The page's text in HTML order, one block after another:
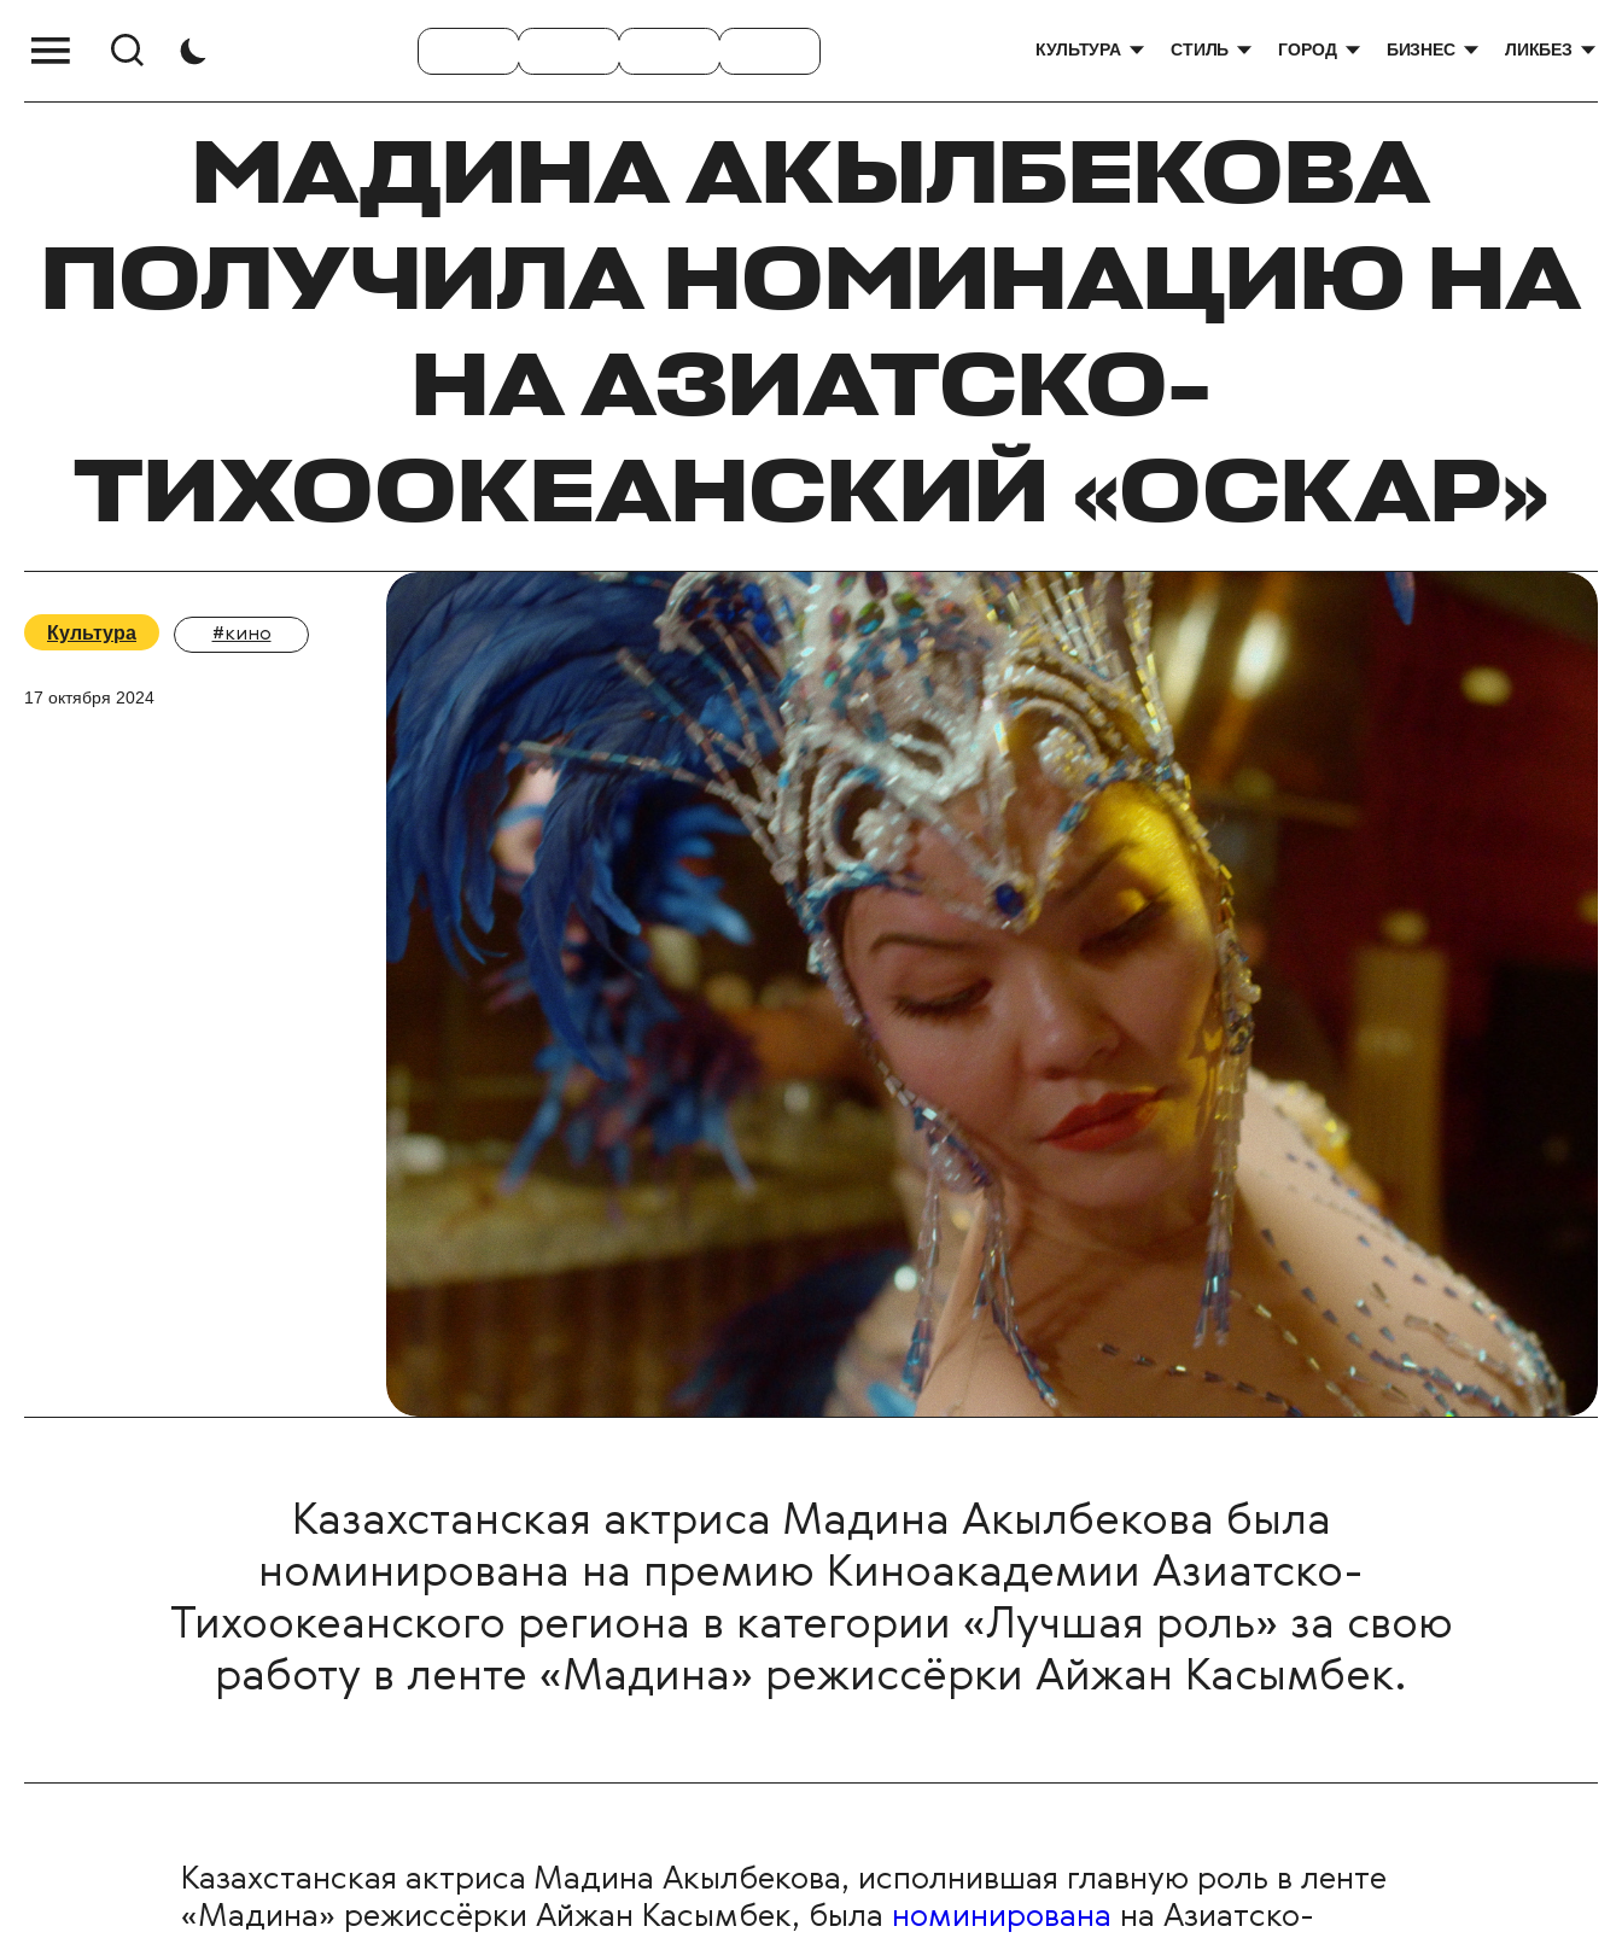
КУЛЬТУРА СТИЛЬ ГОРОД БИЗНЕС ЛИКБЕЗ
МАДИНА АКЫЛБЕКОВА
ПОЛУЧИЛА НОМИНАЦИЮ НА
НА АЗИАТСКО-
ТИХООКЕАНСКИЙ «ОСКАР»
Культура #кино
17 октября 2024
Казахстанская актриса Мадина Акылбекова была
номинирована на премию Киноакадемии Азиатско-
Тихоокеанского региона в категории «Лучшая роль» за свою
работу в ленте «Мадина» режиссёрки Айжан Касымбек.
Казахстанская актриса Мадина Акылбекова, исполнившая главную роль в ленте
«Мадина» режиссёрки Айжан Касымбек, была номинирована на Азиатско-